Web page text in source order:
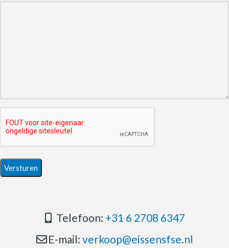
Telefoon: +31 6 2708 6347
E-mail: verkoop@eissensfse.nl